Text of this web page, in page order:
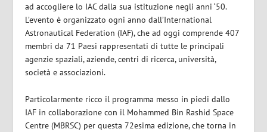
ad accogliere lo IAC dalla sua istituzione negli anni ‘50.
L’evento è organizzato ogni anno dall’International
Astronautical Federation (IAF), che ad oggi comprende 407
membri da 71 Paesi rappresentati di tutte le principali
agenzie spaziali, aziende, centri di ricerca, università,
società e associazioni.
Particolarmente ricco il programma messo in piedi dallo
IAF in collaborazione con il Mohammed Bin Rashid Space
Centre (MBRSC) per questa 72esima edizione, che torna in